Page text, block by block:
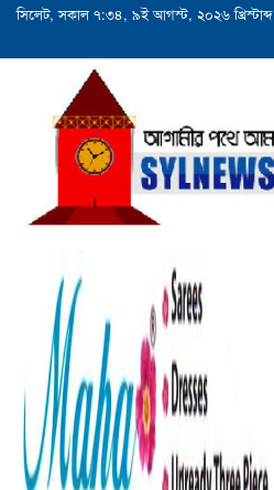
সিলেট, সকাল ৭:৩৪, ৯ই আগস্ট, ২০২৬ খ্রিস্টাব্দ